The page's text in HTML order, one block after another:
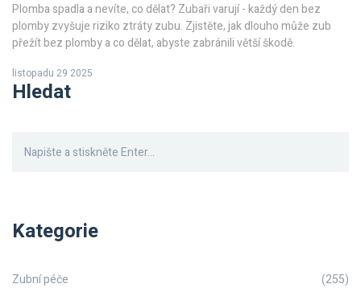
Plomba spadla a nevíte, co dělat? Zubaři varují - každý den bez
plomby zvyšuje riziko ztráty zubu. Zjistěte, jak dlouho může zub
přežít bez plomby a co dělat, abyste zabránili větší škodě.
listopadu 29 2025
Hledat
Kategorie
Zubní péče (255)